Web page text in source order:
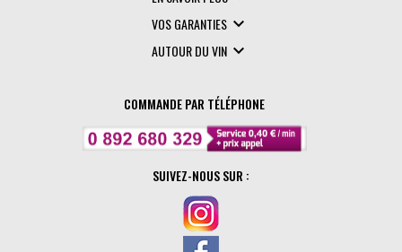
VOS GARANTIES 
AUTOUR DU VIN 
COMMANDE PAR TÉLÉPHONE
SUIVEZ-NOUS SUR :